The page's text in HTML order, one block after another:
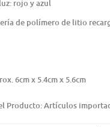
rojo y azul
de polímero de litio
6cm x 5.4cm x 5.6cm
Producto: Artículos